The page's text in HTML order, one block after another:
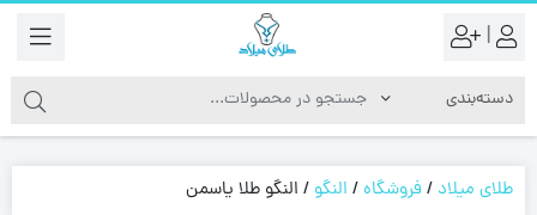
|
طلای میلاد /فروشگاه/ النگو / النگو طلا یاسمن